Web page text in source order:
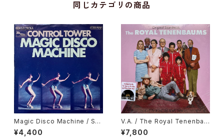
同じカテゴリの商品
Magic Disco Machine / Scr
atchin'
¥4,400
V.A. / The Royal Tenenbau
ms (Original Soundtrack)
¥7,800